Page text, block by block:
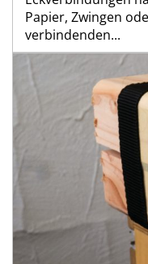
Papier, Zwingen
verbindenden...